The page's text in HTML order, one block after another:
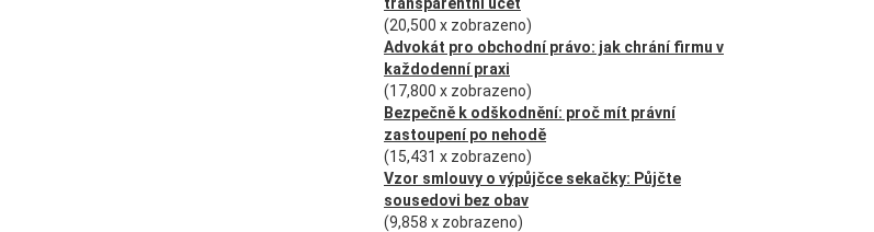
(20,500 x zobrazeno)
Advokát pro obchodní právo: jak chrání firmu v
každodenní praxi
(17,800 x zobrazeno)
Bezpečně k odškodnění: proč mít právní
zastoupení po nehodě
(15,431 x zobrazeno)
Vzor smlouvy o výpůjčce sekačky: Půjčte
sousedovi bez obav
(9,858 x zobrazeno)